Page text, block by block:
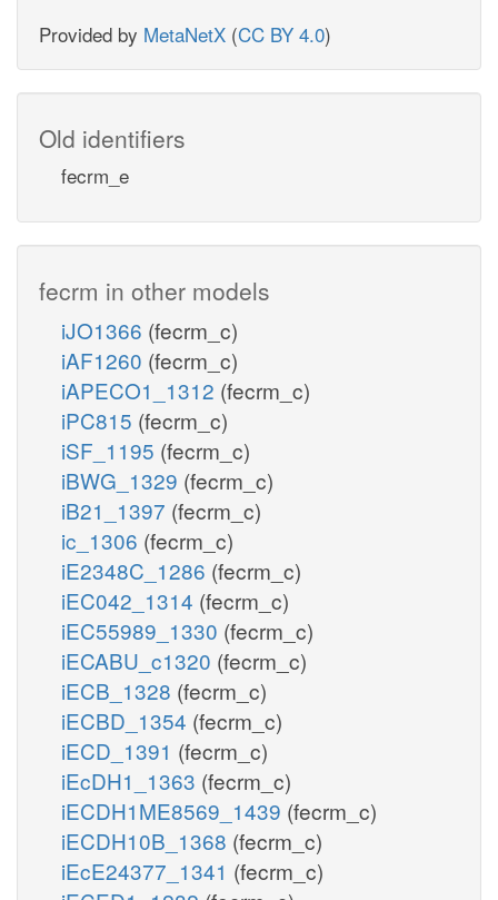
Provided by MetaNetX (CC BY 4.0)
Old identifiers
fecrm_e
fecrm in other models
iJO1366 (fecrm_c)
iAF1260 (fecrm_c)
iAPECO1_1312 (fecrm_c)
iPC815 (fecrm_c)
iSF_1195 (fecrm_c)
iBWG_1329 (fecrm_c)
iB21_1397 (fecrm_c)
ic_1306 (fecrm_c)
iE2348C_1286 (fecrm_c)
iEC042_1314 (fecrm_c)
iEC55989_1330 (fecrm_c)
iECABU_c1320 (fecrm_c)
iECB_1328 (fecrm_c)
iECBD_1354 (fecrm_c)
iECD_1391 (fecrm_c)
iEcDH1_1363 (fecrm_c)
iECDH1ME8569_1439 (fecrm_c)
iECDH10B_1368 (fecrm_c)
iEcE24377_1341 (fecrm_c)